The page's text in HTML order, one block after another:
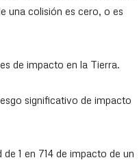
una colisión es cero, o es
de impacto en la Tierra.
significativo de impacto
1 en 714 de impacto de un